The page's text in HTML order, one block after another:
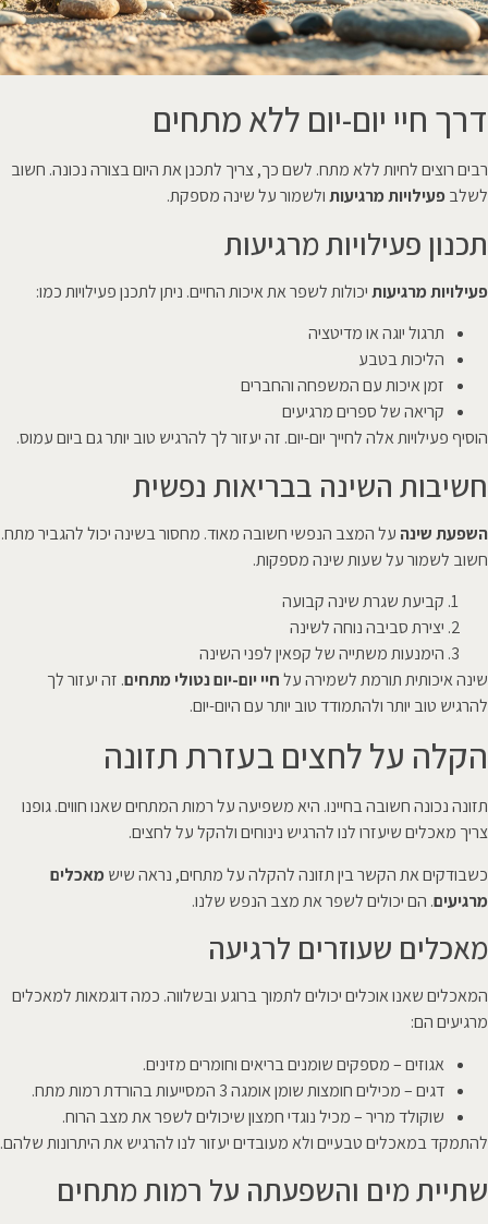
דרך חיי יום-יום ללא מתחים
רבים רוצים לחיות ללא מתח. לשם כך, צריך לתכנן את היום בצורה נכונה. חשוב
לשלבפעילויות מרגיעותולשמור על שינה מספקת.
תכנון פעילויות מרגיעות
פעילויות מרגיעותיכולות לשפר את איכות החיים. ניתן לתכנן פעילויות כמו:
תרגול יוגה או מדיטציה
הליכות בטבע
זמן איכות עם המשפחה והחברים
קריאה של ספרים מרגיעים
הוסיף פעילויות אלה לחייך יום-יום. זה יעזור לך להרגיש טוב יותר גם ביום עמוס.
חשיבות השינה בבריאות נפשית
השפעת שינה על המצב הנפשי חשובה מאוד. מחסור בשינה יכול להגביר מתח.
חשוב לשמור על שעות שינה מספקות.
קביעת שגרת שינה קבועה
יצירת סביבה נוחה לשינה
הימנעות משתייה של קפאין לפני השינה
שינה איכותית תורמת לשמירה עלחיי יום-יום נטולי מתחים. זה יעזור לך
להרגיש טוב יותר ולהתמודד טוב יותר עם היום-יום.
הקלה על לחצים בעזרת תזונה
תזונה נכונה חשובה בחיינו. היא משפיעה על רמות המתחים שאנו חווים. גופנו
צריך מאכלים שיעזרו לנו להרגיש נינוחים ולהקל על לחצים.
כשבודקים את הקשר בין תזונה להקלה על מתחים, נראה שיש מאכלים
מרגיעים. הם יכולים לשפר את מצב הנפש שלנו.
מאכלים שעוזרים לרגיעה
המאכלים שאנו אוכלים יכולים לתמוך ברוגע ובשלווה. כמה דוגמאות למאכלים
מרגיעים הם:
אגוזים – מספקים שומנים בריאים וחומרים מזינים.
דגים – מכילים חומצות שומן אומגה 3 המסייעות בהורדת רמות מתח.
שוקולד מריר – מכיל נוגדי חמצון שיכולים לשפר את מצב הרוח.
להתמקד במאכלים טבעיים ולא מעובדים יעזור לנו להרגיש את היתרונות שלהם.
שתיית מים והשפעתה על רמות מתחים